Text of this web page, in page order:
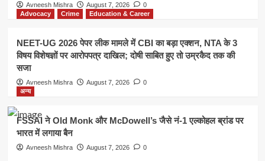
Avneesh Mishra August 7, 2026
0
Advocacy
Crime Education & Career
NEET-UG 2026 पेपर लीक मामले में CBI का बड़ा एक्शन, NTA के 3
विषय विशेषज्ञों पर आरोपपत्र दाखिल; दोषी साबित हुए तो उम्रकैद तक की
सजा
Avneesh Mishra August 7, 2026
0
अन्य
FSSAI ने Old Monk और McDowell’s जैसे नं-1 एल्कोहल ब्रांड पर
भारत में लगाया बैन
Avneesh Mishra August 7, 2026 0